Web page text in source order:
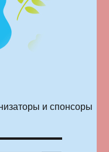
и спонсоры